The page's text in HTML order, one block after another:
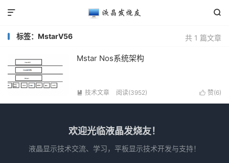


共 1 篇文章
标签：MstarV56
Mstar Nos系统架构
 赞(6)
 技术文章 阅读(3952)
欢迎光临液晶发烧友！
液晶显示技术交流、学习，平板显示技术开发与支持！